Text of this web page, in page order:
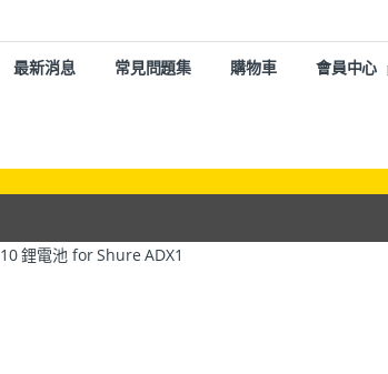
最新消息 常見問題集 購物車 會員中心
鋰電池 for Shure ADX1